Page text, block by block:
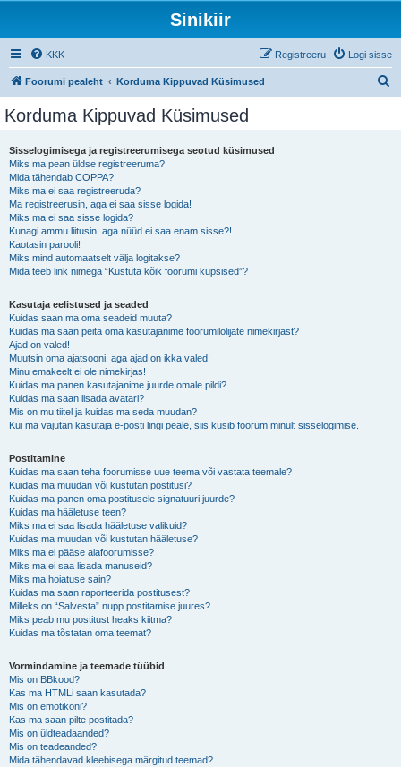
Sinikiir
KKK Logi sisse
Registreeru
Foorumi pealeht Korduma Kippuvad Küsimused
Korduma Kippuvad Küsimused
Sisselogimisega ja registreerumisega seotud küsimused
Miks ma pean üldse registreeruma?
Mida tähendab COPPA?
Miks ma ei saa registreeruda?
Ma registreerusin, aga ei saa sisse logida!
Miks ma ei saa sisse logida?
Kunagi ammu liitusin, aga nüüd ei saa enam sisse?!
Kaotasin parooli!
Miks mind automaatselt välja logitakse?
Mida teeb link nimega “Kustuta kõik foorumi küpsised”?
Kasutaja eelistused ja seaded
Kuidas saan ma oma seadeid muuta?
Kuidas ma saan peita oma kasutajanime foorumilolijate nimekirjast?
Ajad on valed!
Muutsin oma ajatsooni, aga ajad on ikka valed!
Minu emakeelt ei ole nimekirjas!
Kuidas ma panen kasutajanime juurde omale pildi?
Kuidas ma saan lisada avatari?
Mis on mu tiitel ja kuidas ma seda muudan?
Kui ma vajutan kasutaja e-posti lingi peale, siis küsib foorum minult sisselogimise.
Postitamine
Kuidas ma saan teha foorumisse uue teema või vastata teemale?
Kuidas ma muudan või kustutan postitusi?
Kuidas ma panen oma postitusele signatuuri juurde?
Kuidas ma hääletuse teen?
Miks ma ei saa lisada hääletuse valikuid?
Kuidas ma muudan või kustutan hääletuse?
Miks ma ei pääse alafoorumisse?
Miks ma ei saa lisada manuseid?
Miks ma hoiatuse sain?
Kuidas ma saan raporteerida postitusest?
Milleks on “Salvesta” nupp postitamise juures?
Miks peab mu postitust heaks kiitma?
Kuidas ma tõstatan oma teemat?
Vormindamine ja teemade tüübid
Mis on BBkood?
Kas ma HTMLi saan kasutada?
Mis on emotikoni?
Kas ma saan pilte postitada?
Mis on üldteadaanded?
Mis on teadeanded?
Mida tähendavad kleebisega märgitud teemad?